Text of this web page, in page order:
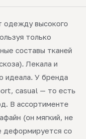
высокого
только
составы тканей
Лекала и
идеала. У бренда
casual — то есть
В ассортименте
(он мягкий, не
деформируется со